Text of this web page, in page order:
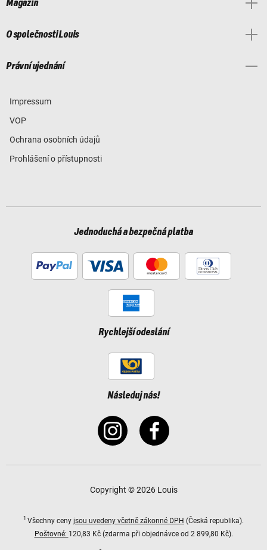
Magazín
O společnosti Louis
Právní ujednání
Impressum
VOP
Ochrana osobních údajů
Prohlášení o přístupnosti
Jednoduchá a bezpečná platba
Rychlejší odeslání
Následuj nás!
Copyright © 2026 Louis
1 Všechny ceny jsou uvedeny včetně zákonné DPH (Česká republika).
Poštovné: 120,83 Kč (zdarma při objednávce od 2 899,80 Kč).